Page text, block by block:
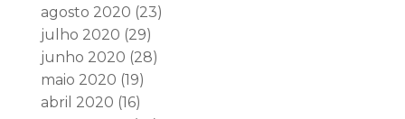
agosto 2020 (23)
julho 2020 (29)
junho 2020 (28)
maio 2020 (19)
abril 2020 (16)